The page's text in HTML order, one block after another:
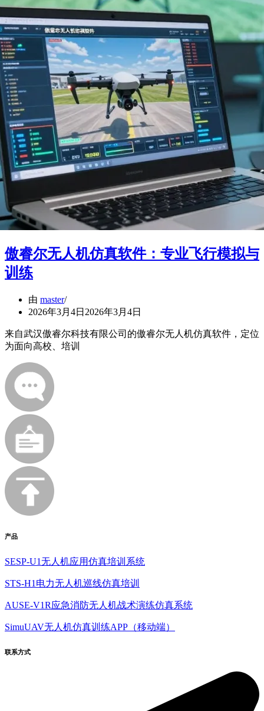
傲睿尔无人机仿真软件：专业飞行模拟与
训练
由 master
2026年3月4日 2026年3月4日
来自武汉傲睿尔科技有限公司的傲睿尔无人机仿真软件，定位
为面向高校、培训
产品
SESP-U1无人机应用仿真培训系统
STS-H1电力无人机巡线仿真培训
AUSE-V1R应急消防无人机战术演练仿真系统
SimuUAV无人机仿真训练APP（移动端）
联系方式